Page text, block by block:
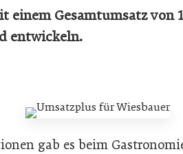
einem Gesamtumsatz von
entwickeln.
gab es beim